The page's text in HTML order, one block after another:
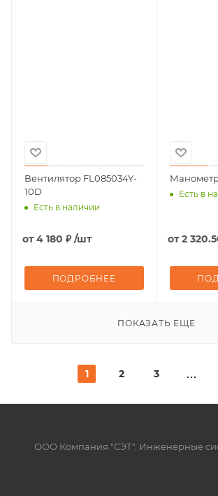
Вентилятор FL085034Y-
10D
Есть в наличии
от4 180 ₽ /шт
ПОДРОБНЕЕ
Манометр
Есть в
от2
ПОКАЗАТЬ ЕЩЕ
1 2 3
ООО Компания "СЭТ". Инженерные